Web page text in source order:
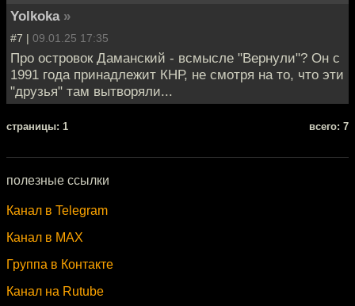
Yolkoka »
#7 | 09.01.25 17:35
Про островок Даманский - всмысле "Вернули"? Он с
1991 года принадлежит КНР, не смотря на то, что эти
"друзья" там вытворяли...
cтраницы: 1 всего: 7
полезные ссылки
Канал в Telegram
Канал в MAX
Группа в Контакте
Канал на Rutube